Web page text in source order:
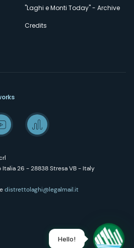
"Laghi e Monti Today" - Archive
Credits
Italia 26 - 28838 Stresa VB - Italy
edistrettolaghi@legalmail.it